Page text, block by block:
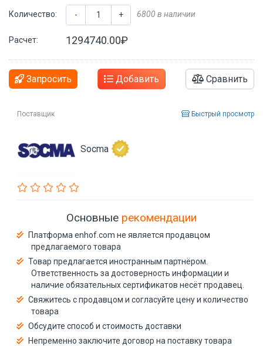
Количество: - + 6800 в наличии
Расчет: 1294740.00₽
Запросить Добавить Сравнить
Поставщик Быстрый просмотр
Socma
Основные рекомендации
Платформа enhof.com не является продавцом
предлагаемого товара
Товар предлагается иностранным партнёром.
Ответственность за достоверность информации и
наличие обязательных сертификатов несёт продавец.
Свяжитесь с продавцом и согласуйте цену и количество
товара
Обсудите способ и стоимость доставки
Непременно заключите договор на поставку товара